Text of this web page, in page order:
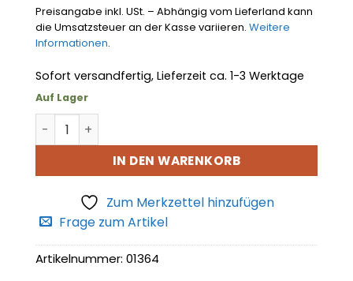
Preisangabe inkl. USt. – Abhängig vom Lieferland kann
die Umsatzsteuer an der Kasse variieren. Weitere
Informationen.
Sofort versandfertig, Lieferzeit ca. 1-3 Werktage
Auf Lager
Kolbenringsatz Menge
IN DEN WARENKORB
Zum Merkzettel hinzufügen
Frage zum Artikel
Artikelnummer: 01364